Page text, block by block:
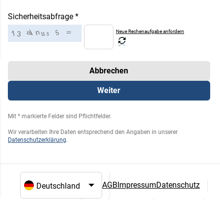
Neue Rechenaufgabe anfordern
Sicherheitsabfrage *
Abbrechen
Weiter
Mit * markierte Felder sind Pflichtfelder.
Wir verarbeiten Ihre Daten entsprechend den Angaben in unserer
Datenschutzerklärung.
Sprach- und Landesauswahl
AGBImpressumDatenschutz